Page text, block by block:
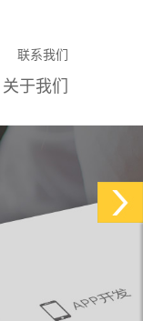
联系我们
关于我们